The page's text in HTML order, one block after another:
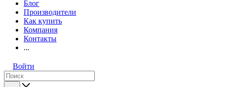
Блог
Производители
Как купить
Компания
Контакты
...
Войти